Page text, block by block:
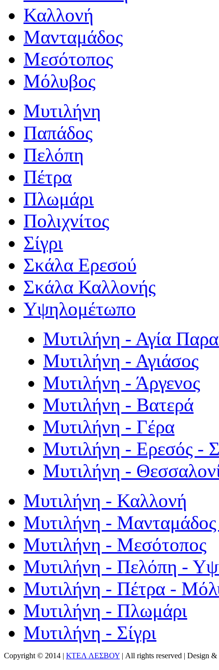
Καλλονή
Μανταμάδος
Μεσότοπος
Μόλυβος
Μυτιλήνη
Παπάδος
Πελόπη
Πέτρα
Πλωμάρι
Πολιχνίτος
Σίγρι
Σκάλα Ερεσού
Σκάλα Καλλονής
Υψηλομέτωπο
Μυτιλήνη - Αγία
Μυτιλήνη - Αγιάσος
Μυτιλήνη - Άργενος
Μυτιλήνη - Βατερά
Μυτιλήνη - Γέρα
Μυτιλήνη - Ερεσός -
Μυτιλήνη -
Μυτιλήνη - Καλλονή
Μυτιλήνη - Μανταμάδος
Μυτιλήνη - Μεσότοπος
Μυτιλήνη - Πελόπη -
Μυτιλήνη - Πέτρα -
Μυτιλήνη - Πλωμάρι
Μυτιλήνη - Σίγρι
Copyright © 2014 | ΚΤΕΛ ΛΕΣΒΟΥ | All rights reserved | Design &